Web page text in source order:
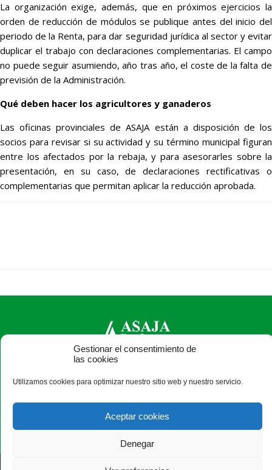
Gestionar el consentimiento de
las cookies
Utilizamos cookies para optimizar nuestro sitio web y nuestro servicio.
Aceptar cookies
Denegar
La organización exige, además, que en próximos ejercicios la
orden de reducción de módulos se publique antes del inicio del
periodo de la Renta, para dar seguridad jurídica al sector y evitar
duplicar el trabajo con declaraciones complementarias. El campo
no puede seguir asumiendo, año tras año, el coste de la falta de
previsión de la Administración.
Qué deben hacer los agricultores y ganaderos
Las oficinas provinciales de ASAJA están a disposición de los
socios para revisar si su actividad y su término municipal figuran
entre los afectados por la rebaja, y para asesorarles sobre la
presentación, en su caso, de declaraciones rectificativas o
complementarias que permitan aplicar la reducción aprobada.
Paseo Salamanca, 1 bajo - 24009 León - España · Tel.: +34
987 24 52 31 · Fax: +34 987 87 60 12 ·asaja@asajaleon.com